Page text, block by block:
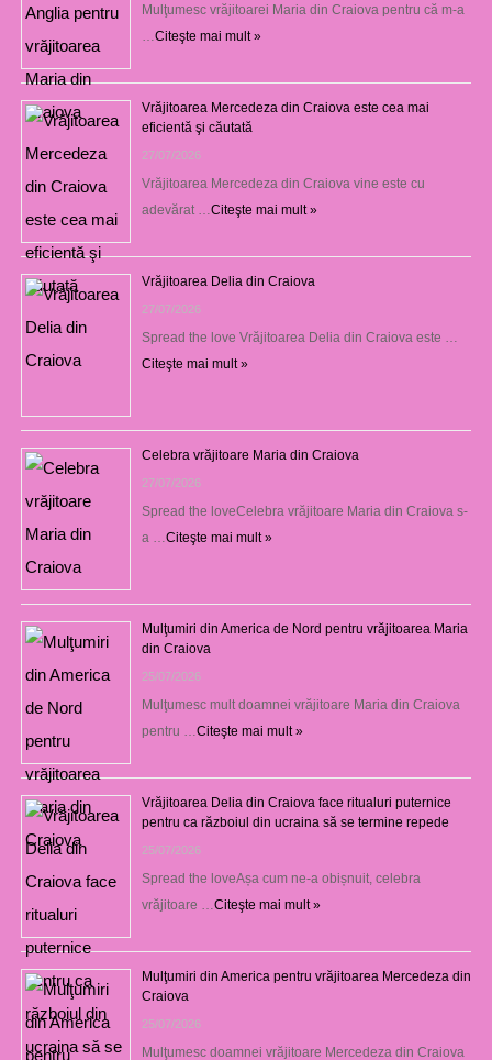
Mulţumesc vrăjitoarei Maria din Craiova pentru că m-a
…Citeşte mai mult »
Vrăjitoarea Mercedeza din Craiova este cea mai
eficientă şi căutată
27/07/2026
Vrăjitoarea Mercedeza din Craiova vine este cu
adevărat …Citeşte mai mult »
Vrăjitoarea Delia din Craiova
27/07/2026
Spread the love Vrăjitoarea Delia din Craiova este …
Citeşte mai mult »
Celebra vrăjitoare Maria din Craiova
27/07/2026
Spread the loveCelebra vrăjitoare Maria din Craiova s-
a …Citeşte mai mult »
Mulţumiri din America de Nord pentru vrăjitoarea Maria
din Craiova
25/07/2026
Mulţumesc mult doamnei vrăjitoare Maria din Craiova
pentru …Citeşte mai mult »
Vrăjitoarea Delia din Craiova face ritualuri puternice
pentru ca războiul din ucraina să se termine repede
25/07/2026
Spread the loveAșa cum ne-a obișnuit, celebra
vrăjitoare …Citeşte mai mult »
Mulţumiri din America pentru vrăjitoarea Mercedeza din
Craiova
25/07/2026
Mulţumesc doamnei vrăjitoare Mercedeza din Craiova